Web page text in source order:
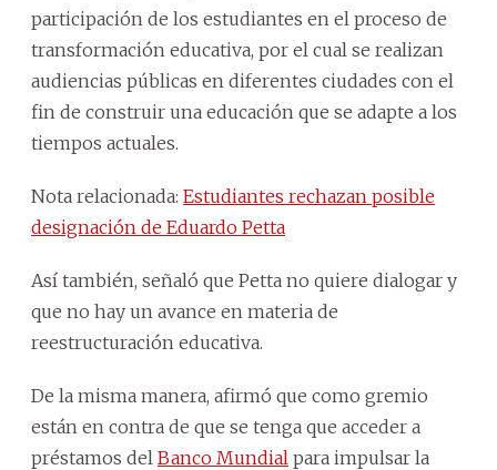
participación de los estudiantes en el proceso de
transformación educativa, por el cual se realizan
audiencias públicas en diferentes ciudades con el
fin de construir una educación que se adapte a los
tiempos actuales.
Nota relacionada: Estudiantes rechazan posible
designación de Eduardo Petta
Así también, señaló que Petta no quiere dialogar y
que no hay un avance en materia de
reestructuración educativa.
De la misma manera, afirmó que como gremio
están en contra de que se tenga que acceder a
préstamos del Banco Mundial para impulsar la